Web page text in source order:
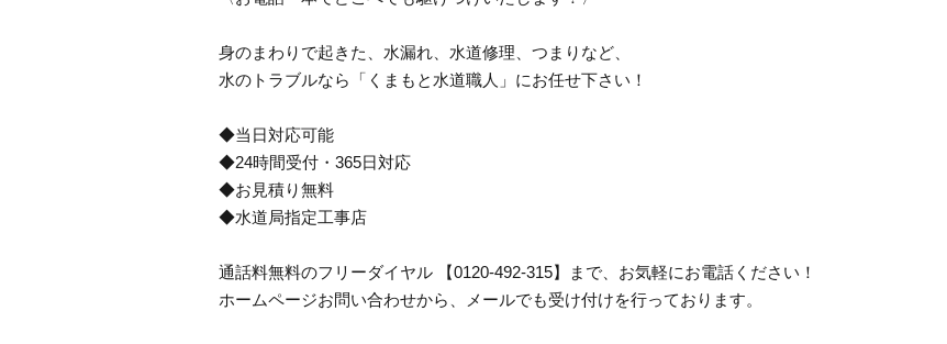
身のまわりで起きた、水漏れ、水道修理、つまりなど、
水のトラブルなら「くまもと水道職人」にお任せ下さい！
◆当日対応可能
◆24時間受付・365日対応
◆お見積り無料
◆水道局指定工事店
通話料無料のフリーダイヤル 【0120-492-315】まで、お気軽にお電話ください！
ホームページお問い合わせから、メールでも受け付けを行っております。